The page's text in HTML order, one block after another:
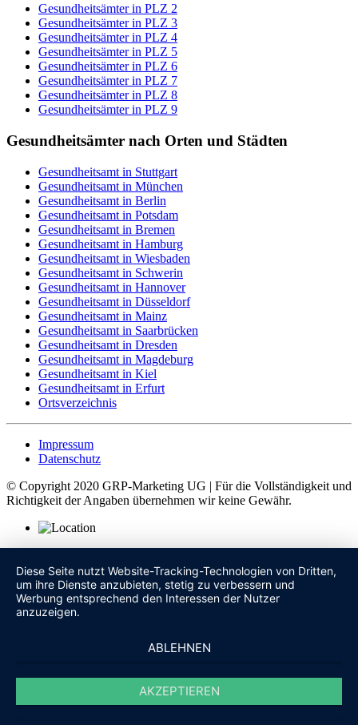
Gesundheitsämter in PLZ 2
Gesundheitsämter in PLZ 3
Gesundheitsämter in PLZ 4
Gesundheitsämter in PLZ 5
Gesundheitsämter in PLZ 6
Gesundheitsämter in PLZ 7
Gesundheitsämter in PLZ 8
Gesundheitsämter in PLZ 9
Gesundheitsämter nach Orten und Städten
Gesundheitsamt in Stuttgart
Gesundheitsamt in München
Gesundheitsamt in Berlin
Gesundheitsamt in Potsdam
Gesundheitsamt in Bremen
Gesundheitsamt in Hamburg
Gesundheitsamt in Wiesbaden
Gesundheitsamt in Schwerin
Gesundheitsamt in Hannover
Gesundheitsamt in Düsseldorf
Gesundheitsamt in Mainz
Gesundheitsamt in Saarbrücken
Gesundheitsamt in Dresden
Gesundheitsamt in Magdeburg
Gesundheitsamt in Kiel
Gesundheitsamt in Erfurt
Ortsverzeichnis
Impressum
Datenschutz
© Copyright 2020 GRP-Marketing UG | Für die Vollständigkeit und
Richtigkeit der Angaben übernehmen wir keine Gewähr.
Diese Seite nutzt Website-Tracking-Technologien von Dritten,
um ihre Dienste anzubieten, stetig zu verbessern und
Werbung entsprechend den Interessen der Nutzer
anzuzeigen.
ABLEHNEN
AKZEPTIEREN